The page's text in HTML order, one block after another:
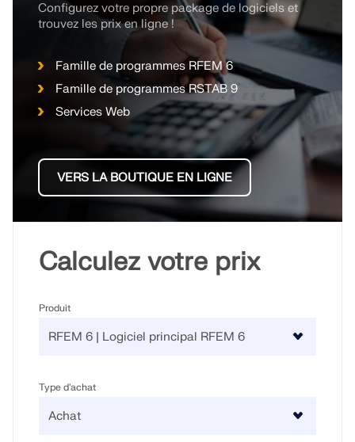
Concevez et analysez des connexions en acier en
utilisant le CBFEM, conforme aux normes EN
1993‑1‑8 et AISC 360, entièrement intégré dans
RFEM 6 pour des flux de travail structurels plus
rapides et plus précis.
EN SAVOIR PLUS
zones pour la détermination rapide des charges de
Configurez votre propre package de logiciels et
trouvez les prix en ligne !
Famille de programmes RFEM 6
Famille de programmes RSTAB 9
Services Web
VERS LA BOUTIQUE EN LIGNE
Calculez votre prix
Produit
Type d'achat